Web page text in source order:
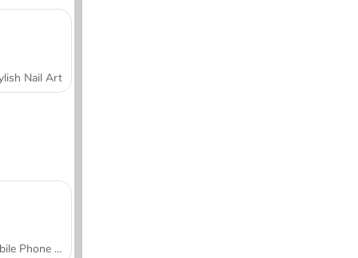
Nail Art
Mobile Phone Case Design & DIY